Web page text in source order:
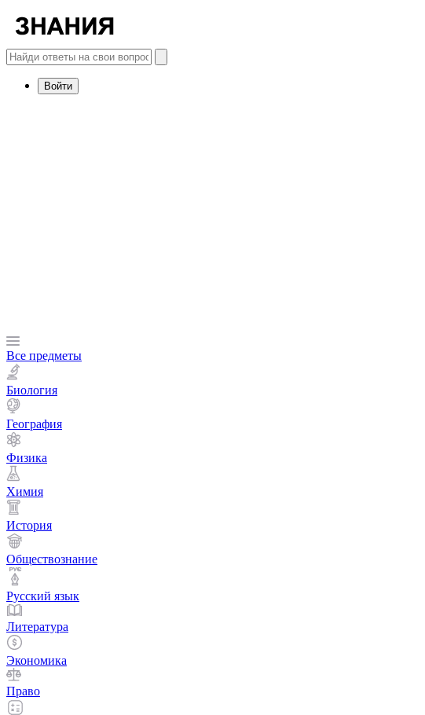
Войти
Все предметы
Биология
География
Физика
Химия
История
Обществознание
Русский язык
Литература
Экономика
Право